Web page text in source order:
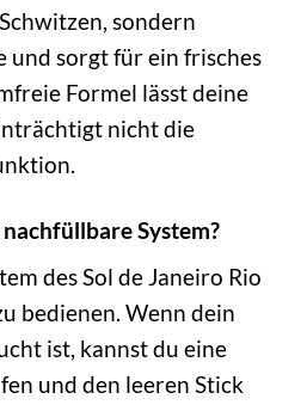
sondern
und sorgt für ein frisches
Formel lässt deine
nicht die
System?
des Sol de Janeiro Rio
bedienen. Wenn dein
ist, kannst du eine
und den leeren Stick